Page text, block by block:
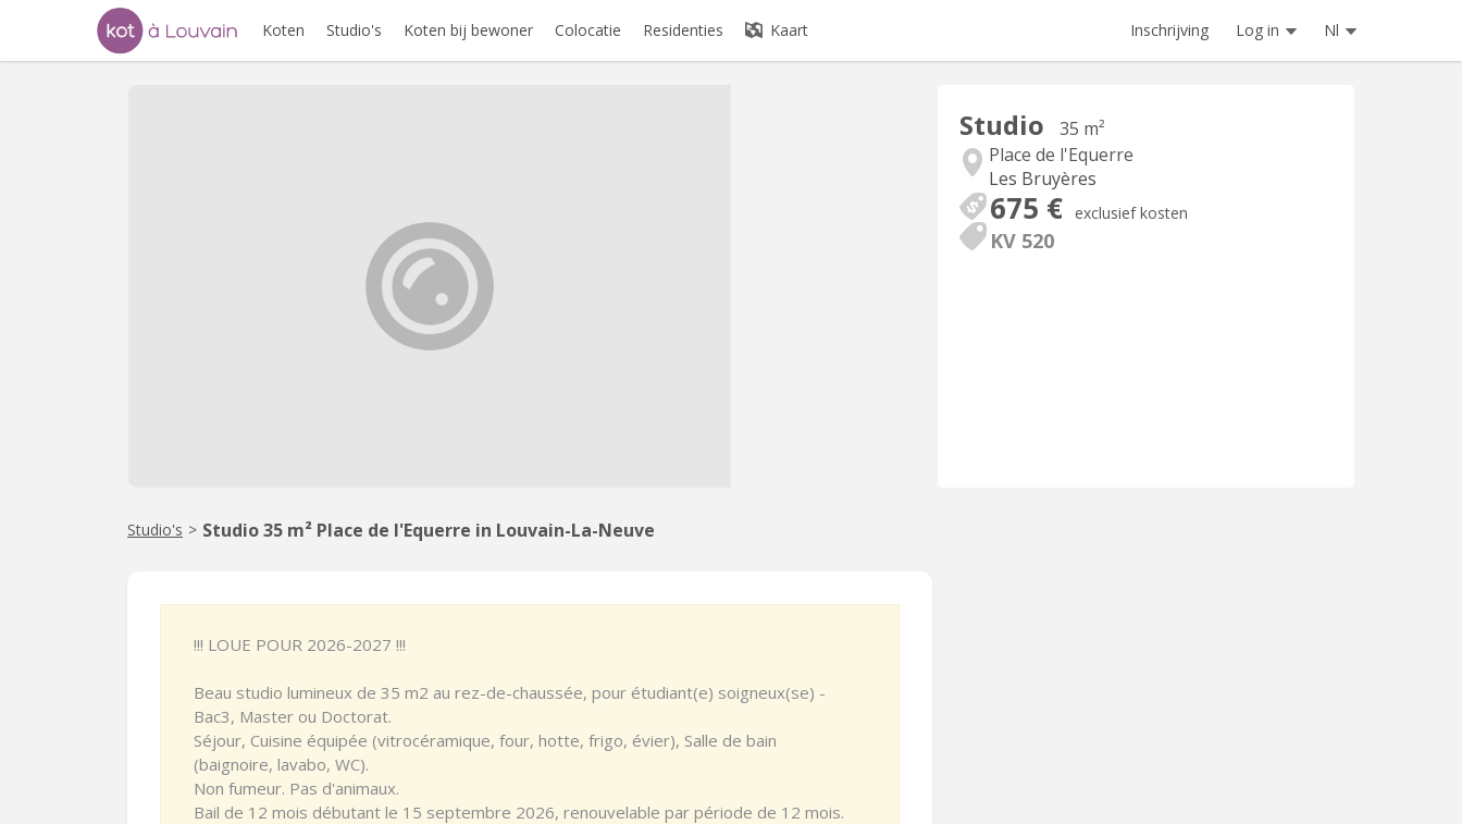
Koten Studio's Koten bij bewoner Colocatie Residenties Kaart Inschrijving Log in Nl
Studio
35 m²
Place de l'Equerre
Les Bruyères
675 € exclusief kosten
KV 520
Studio's > Studio 35 m² Place de l'Equerre in Louvain-La-Neuve
!!! LOUE POUR 2026-2027 !!!
Beau studio lumineux de 35 m2 au rez-de-chaussée, pour étudiant(e) soigneux(se) -
Bac3, Master ou Doctorat.
Séjour, Cuisine équipée (vitrocéramique, four, hotte, frigo, évier), Salle de bain
(baignoire, lavabo, WC).
Non fumeur. Pas d'animaux.
Bail de 12 mois débutant le 15 septembre 2026, renouvelable par période de 12 mois.